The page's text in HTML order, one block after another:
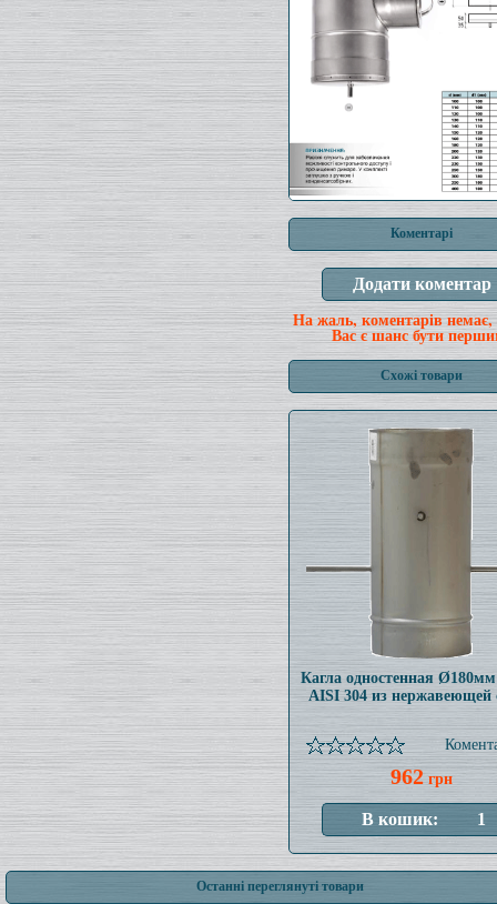
Коментарі
На жаль, коментарів немає,
Вас є шанс бути
Схожі товари
Кагла одностенная
AISI 304 из нержавеющей
962 грн
Останні переглянуті товари